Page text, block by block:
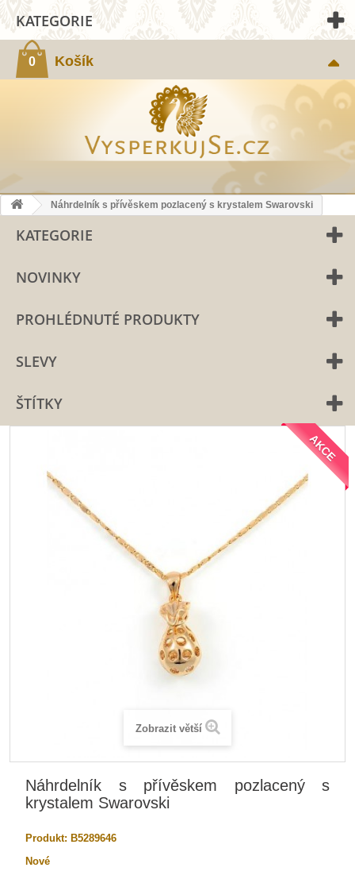
0 Košík
KATEGORIE
Náhrdelník s přívěskem pozlacený s krystalem Swarovski
KATEGORIE
NOVINKY
PROHLÉDNUTÉ PRODUKTY
SLEVY
ŠTÍTKY
AKCE
Zobrazit větší
Náhrdelník s přívěskem pozlacený s
krystalem Swarovski
Produkt: B5289646
Nové